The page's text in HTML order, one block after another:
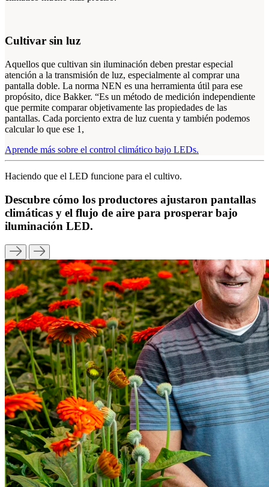
Cultivar sin luz
Aquellos que cultivan sin iluminación deben prestar especial
atención a la transmisión de luz, especialmente al comprar una
pantalla doble. La norma NEN es una herramienta útil para ese
propósito, dice Bakker. “Es un método de medición independiente
que permite comparar objetivamente las propiedades de las
pantallas. Cada porciento extra de luz cuenta y también podemos
calcular lo que ese 1,
Aprende más sobre el control climático bajo LEDs.
Haciendo que el LED funcione para el cultivo.
Descubre cómo los productores ajustaron pantallas
climáticas y el flujo de aire para prosperar bajo
iluminación LED.